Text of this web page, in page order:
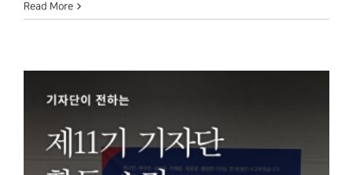
Read More